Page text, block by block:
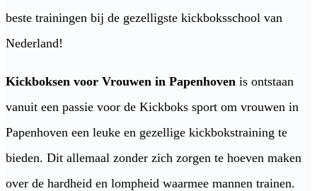
beste trainingen bij de gezelligste kickboksschool van
Nederland!
Kickboksen voor Vrouwen in Papenhoven is ontstaan
vanuit een passie voor de Kickboks sport om vrouwen in
Papenhoven een leuke en gezellige kickbokstraining te
bieden. Dit allemaal zonder zich zorgen te hoeven maken
over de hardheid en lompheid waarmee mannen trainen.